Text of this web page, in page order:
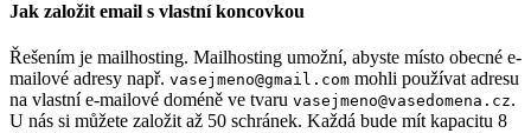
Jak založit email s vlastní koncovkou
Řešením je mailhosting. Mailhosting umožní, abyste místo obecné e-
mailové adresy např. vasejmeno@gmail.com mohli používat adresu
na vlastní e-mailové doméně ve tvaru vasejmeno@vasedomena.cz.
U nás si můžete založit až 50 schránek. Každá bude mít kapacitu 8